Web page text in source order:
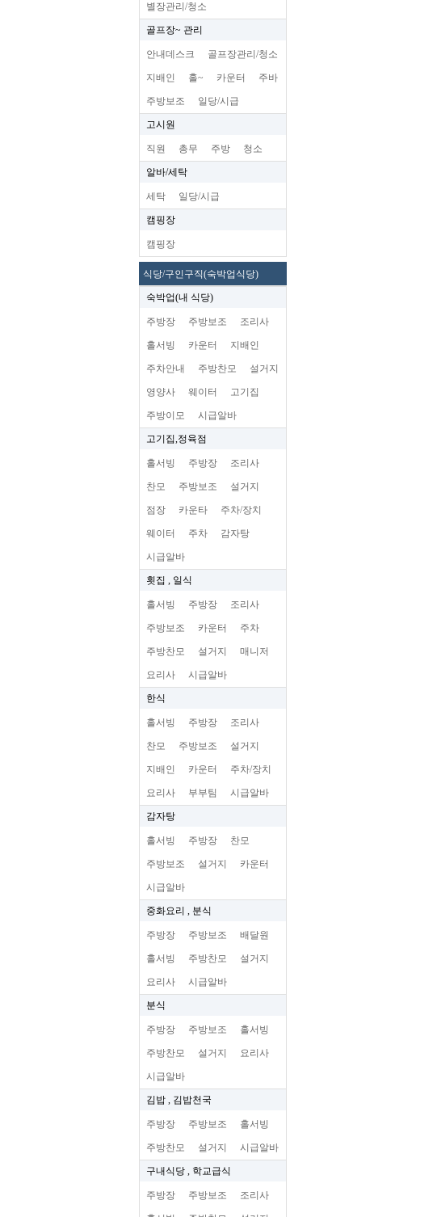
별장관리/청소
골프장~ 관리
안내데스크 골프장관리/청소
지배인 홀~ 카운터 주바
주방보조 일당/시급
고시원
직원 총무 주방 청소
알바/세탁
세탁 일당/시급
캠핑장
캠핑장
식당/구인구직(숙박업식당)
숙박업(내 식당)
주방장 주방보조 조리사
홀서빙 카운터 지배인
주차안내 주방찬모 설거지
영양사 웨이터 고기집
주방이모 시급알바
고기집,정육점
홀서빙 주방장 조리사
찬모 주방보조 설거지
점장 카운타 주차/장치
웨이터 주차 감자탕
시급알바
횟집 , 일식
홀서빙 주방장 조리사
주방보조 카운터 주차
주방찬모 설거지 매니저
요리사 시급알바
한식
홀서빙 주방장 조리사
찬모 주방보조 설거지
지배인 카운터 주차/장치
요리사 부부팀 시급알바
감자탕
홀서빙 주방장 찬모
주방보조 설거지 카운터
시급알바
중화요리 , 분식
주방장 주방보조 배달원
홀서빙 주방찬모 설거지
요리사 시급알바
분식
주방장 주방보조 홀서빙
주방찬모 설거지 요리사
시급알바
김밥 , 김밥천국
주방장 주방보조 홀서빙
주방찬모 설거지 시급알바
구내식당 , 학교급식
주방장 주방보조 조리사